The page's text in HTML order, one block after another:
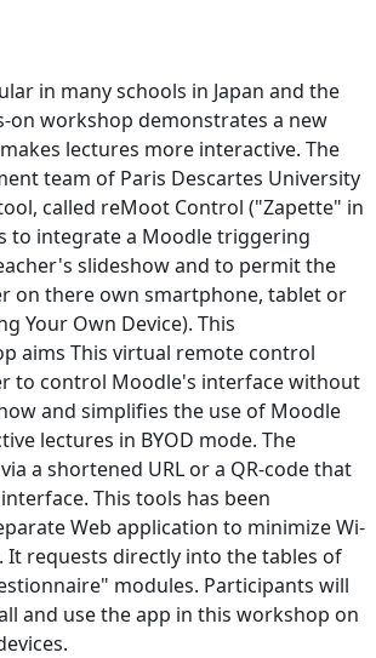
in many schools in Japan and the
on workshop demonstrates a new
lectures more interactive. The
team of Paris Descartes University
called reMoot Control ("Zapette" in
to integrate a Moodle triggering
slideshow and to permit the
on there own smartphone, tablet or
Your Own Device). This
aims This virtual remote control
to control Moodle's interface without
and simplifies the use of Moodle
lectures in BYOD mode. The
a shortened URL or a QR-code that
This tools has been
Web application to minimize Wi-
It requests directly into the tables of
modules. Participants will
and use the app in this workshop on